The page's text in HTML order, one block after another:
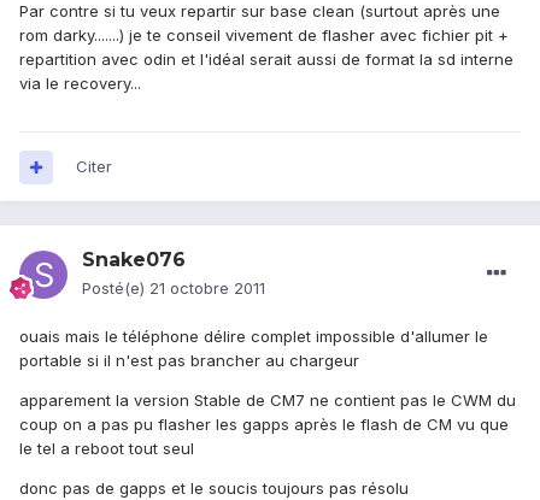
Par contre si tu veux repartir sur base clean (surtout après une
rom darky.......) je te conseil vivement de flasher avec fichier pit +
repartition avec odin et l'idéal serait aussi de format la sd interne
via le recovery...
Citer
Snake076
Posté(e) 21 octobre 2011
ouais mais le téléphone délire complet impossible d'allumer le
portable si il n'est pas brancher au chargeur
apparement la version Stable de CM7 ne contient pas le CWM du
coup on a pas pu flasher les gapps après le flash de CM vu que
le tel a reboot tout seul
donc pas de gapps et le soucis toujours pas résolu